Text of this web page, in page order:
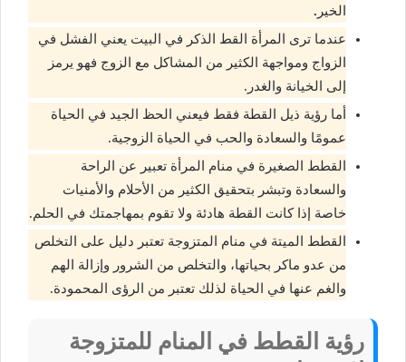
الخير .
عندما ترى المرأة القط الذكر في البيت يعني الفشل في
الزواج ومواجهة الكثير من المشاكل مع الزوج فهو يرمز
إلى الخيانة والغدر.
أما رؤية ذيل القطة فقط فيعني الحظ الجيد في الحياة
عمومًا والسعادة والحب في الحياة الزوجية.
القطط الصغيرة في منام المرأة تعبير عن الراحة
والسعادة وتبشر بتحقيق الكثير من الأحلام والأمنيات
خاصة إذا كانت القطة هادئة ولا تقوم بمهاجمتك في الحلم.
القطط الميتة في منام المتزوجة تعتبر دليل على التخلص
من عدو ماكر بحياتها، والتخلص من الشرور وإزالة الهم
والغم عنها في الحياة لذلك تعتبر من الرؤى المحمودة.
رؤية القطط في المنام للمتزوجة